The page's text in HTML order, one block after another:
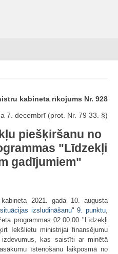
kabineta rīkojums Nr. 928
7. decembrī (prot. Nr. 79 33. §)
piešķiršanu no
"Līdzekļi
gadījumiem"
2021. gada 10. augusta
izsludināšanu"9. punktu
programmas 02.00.00 "Līdzekļi
Iekšlietu ministrijai finansējumu
kas saistīti ar minētā
īstenošanu laikposmā no